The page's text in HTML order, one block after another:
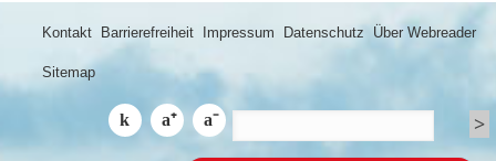
Kontakt Barrierefreiheit Impressum Datenschutz Über Webreader
Sitemap